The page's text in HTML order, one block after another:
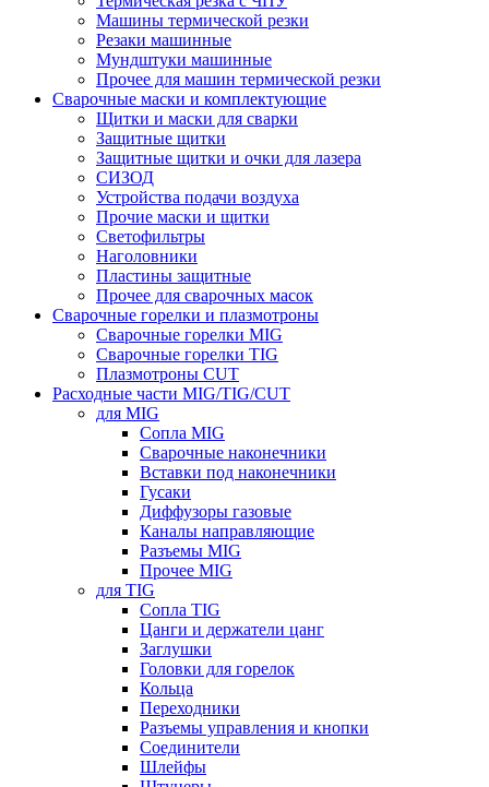
Машины термической резки
Резаки машинные
Мундштуки машинные
Прочее для машин термической резки
Сварочные маски и комплектующие
Щитки и маски для сварки
Защитные щитки
Защитные щитки и очки для лазера
СИЗОД
Устройства подачи воздуха
Прочие маски и щитки
Светофильтры
Наголовники
Пластины защитные
Прочее для сварочных масок
Сварочные горелки и плазмотроны
Сварочные горелки MIG
Сварочные горелки TIG
Плазмотроны CUT
Расходные части MIG/TIG/CUT
для MIG
Сопла MIG
Сварочные наконечники
Вставки под наконечники
Гусаки
Диффузоры газовые
Каналы направляющие
Разъемы MIG
Прочее MIG
для TIG
Сопла TIG
Цанги и держатели цанг
Заглушки
Головки для горелок
Кольца
Переходники
Разъемы управления и кнопки
Соединители
Шлейфы